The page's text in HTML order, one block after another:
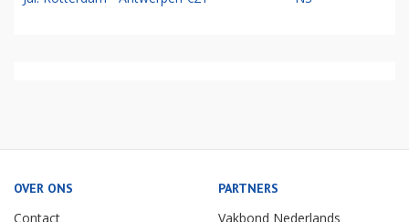
OVER ONS
Contact
PARTNERS
Vakbond Nederlands